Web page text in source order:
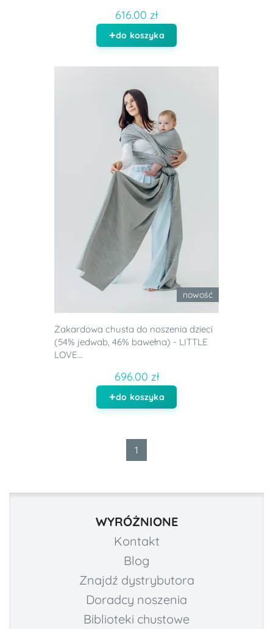
616.00 zł
do koszyka
nowość
Żakardowa chusta do noszenia dzieci
(54% jedwab, 46% bawełna) - LITTLE
LOVE...
696.00 zł
do koszyka
1
WYRÓŻNIONE
Kontakt
Blog
Znajdź dystrybutora
Doradcy noszenia
Biblioteki chustowe